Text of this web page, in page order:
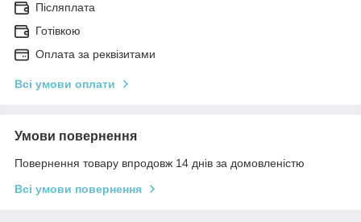
Післяплата
Готівкою
Оплата за реквізитами
Всі умови оплати
Умови повернення
Повернення товару впродовж 14 днів за домовленістю
Всі умови повернення